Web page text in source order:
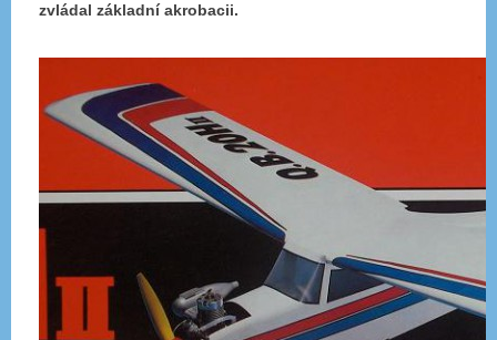
zvládal základní akrobacii.